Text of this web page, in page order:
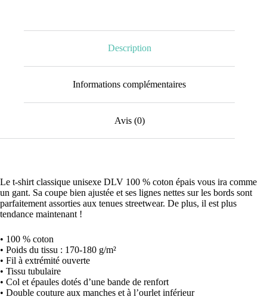
Description
Informations complémentaires
Avis (0)
Le t-shirt classique unisexe DLV 100 % coton épais vous ira comme
un gant. Sa coupe bien ajustée et ses lignes nettes sur les bords sont
parfaitement assorties aux tenues streetwear. De plus, il est plus
tendance maintenant !
• 100 % coton
• Poids du tissu : 170-180 g/m²
• Fil à extrémité ouverte
• Tissu tubulaire
• Col et épaules dotés d’une bande de renfort
• Double couture aux manches et à l’ourlet inférieur